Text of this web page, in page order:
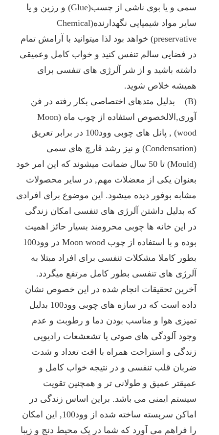
باشید،
تفاوت
نسبت
با
سمی و یا بوی ناشی از چسب(Glue) و رزین و یا
سایر مواد شیمیایی نگهدارنده(Chemical
preservative) خواهد بود لذا میتوانید با آرامش تمام
در فضایی سالم تنفس کنید و خواب کامل وعمیقی
داشته باشید و از شر آلرژی های تنفسی برای
همیشه خلاص شوید.
(B) بدلیل متدهای اختصاصی بکار رفته در فن
آوری,الالخصوص استفاده از چوب ماه (Moon
wood) , پانل های چوبی وود100 در برابر تعریق
(Condensation) و نیز رشد قارچ های سمی
(Mould) تا 50 سال ضمانت میشوند که این امر خود
بعنوان یکی از معضلات مهم, در سایر محصولات
مشابه بوفور دیده میشود. این موضوع برای افرادی
که بدلیل داشتن آلرژی های تنفسی امکان زندگی
در این خانه ها چوبی محرومند بسیار حائز اهمیت
بوده و با استفاده از چوب Moon wood در وود100
بطور کاملا مشکلات تنفسی برای افراد مبتلا به
آلرژی های تنفسی بطور کامل مرتفع میگردد.
آخرین تحقیقات انجام شده در این خصوص نشان
داده است که در سازه های چوبی وود100 بدلیل
تمیزی هوا و مناسب بودن دما و رطوبت و عدم
وجود آلودگی های صوتی یا تشعشعات رادیویی
زندگی و استراحت همراه با افت تعداد و شدت
ضربان قلب تنفسی و در نتیجه خواب کامل و
عمیقتر عمیق و طولانی تر و همچنین تقویت
سیستم ایمنی می باشد. براین اساس زندگی در
اماکن سربسته ساخته شده از وود100, این امکان
را فراهم می آورد که شما در یک محیط دنج و زیبا